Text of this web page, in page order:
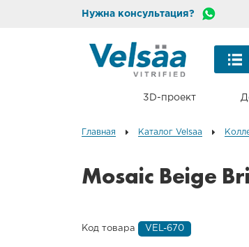
Нужна консультация?
3D-проект
Главная Каталог Velsaa
Mosaic Beige
Код товара VEL-670